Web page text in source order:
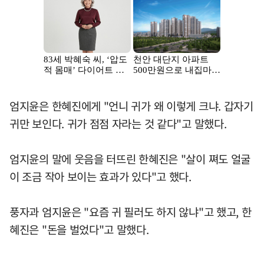
엄지윤은 한혜진에게 "언니 귀가 왜 이렇게 크냐. 갑자기
귀만 보인다. 귀가 점점 자라는 것 같다"고 말했다.
엄지윤의 말에 웃음을 터뜨린 한혜진은 "살이 쪄도 얼굴
이 조금 작아 보이는 효과가 있다"고 했다.
풍자과 엄지윤은 "요즘 귀 필러도 하지 않냐"고 했고, 한
혜진은 "돈을 벌었다"고 말했다.